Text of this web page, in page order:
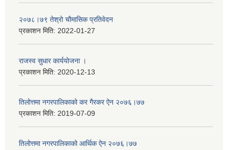
२०७८।७९ तेश्राे चाैमासिक प्रतिवेदन
प्रकाशन मिति: 2022-01-27
राजस्व सुधार कार्ययाेजना ।
प्रकाशन मिति: 2020-12-13
तिलोत्तमा नगरपालिकाको कर गैरकर ऐन २०७६।७७
प्रकाशन मिति: 2019-07-09
तिलोत्तमा नगरपालिकाको आर्थिक ऐन २०७६।७७